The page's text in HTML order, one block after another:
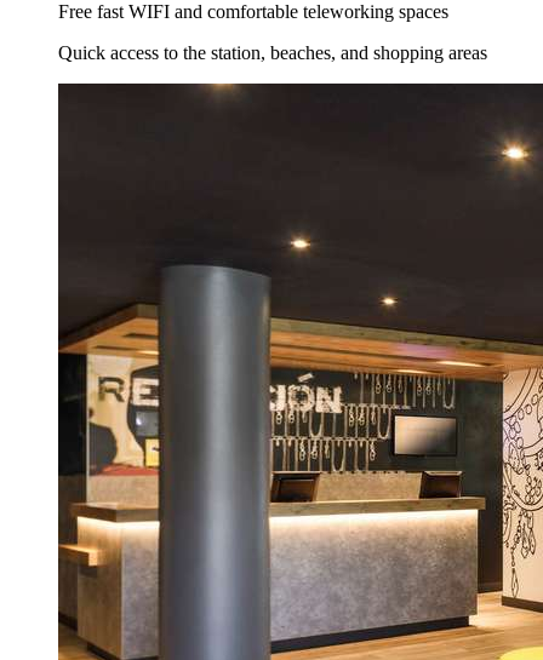
Free fast WIFI and comfortable teleworking spaces
Quick access to the station, beaches, and shopping areas